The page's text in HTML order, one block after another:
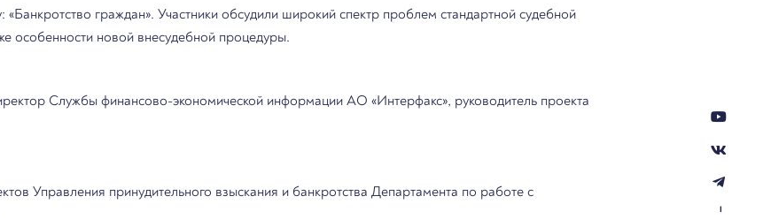
граждан». Участники обсудили широкий спектр проблем стандартной судебной
особенности новой внесудебной процедуры.
Службы финансово-экономической информации АО «Интерфакс», руководитель проекта
Управления принудительного взыскания и банкротства Департамента по работе с